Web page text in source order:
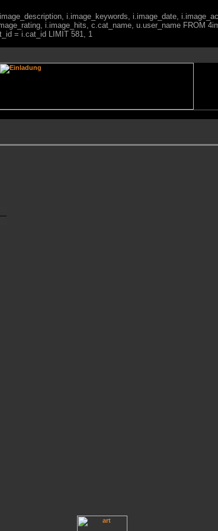
i.image_keywords, i.image_date,
i.image_hits, c.cat_name, u.user_name FROM
= i.cat_id LIMIT 581, 1